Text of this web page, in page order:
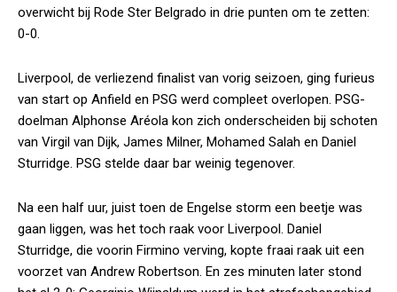
overwicht bij Rode Ster Belgrado in drie punten om te zetten:
0-0.
Liverpool, de verliezend finalist van vorig seizoen, ging furieus
van start op Anfield en PSG werd compleet overlopen. PSG-
doelman Alphonse Aréola kon zich onderscheiden bij schoten
van Virgil van Dijk, James Milner, Mohamed Salah en Daniel
Sturridge. PSG stelde daar bar weinig tegenover.
Na een half uur, juist toen de Engelse storm een beetje was
gaan liggen, was het toch raak voor Liverpool. Daniel
Sturridge, die voorin Firmino verving, kopte fraai raak uit een
voorzet van Andrew Robertson. En zes minuten later stond